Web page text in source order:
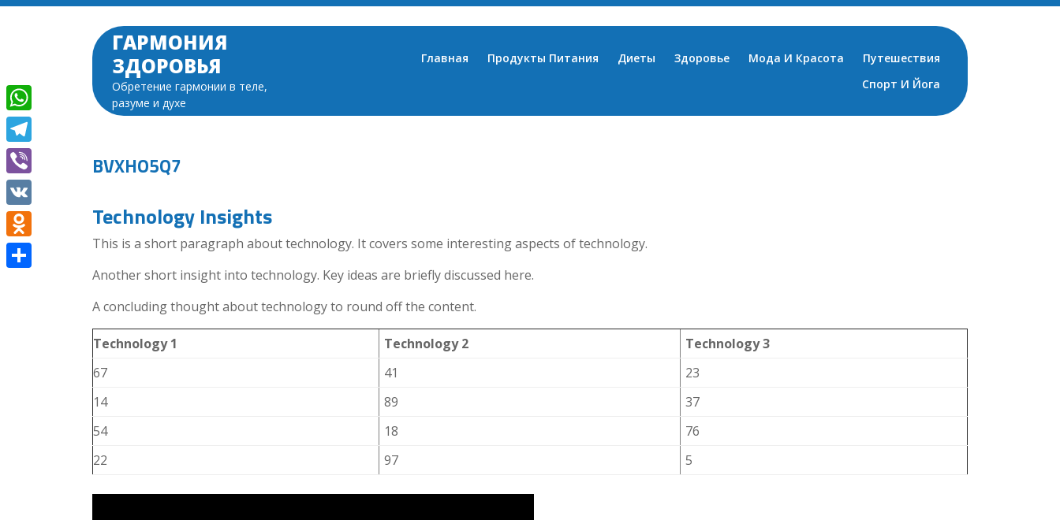
Перейти
ГАРМОНИЯ
ЗДОРОВЬЯ
Обретение гармонии в теле,
разуме и духе
Главная Продукты Питания Диеты Здоровье Мода И Красота
Путешествия
Спорт И Йога
BVXHO5Q7
Technology Insights
This is a short paragraph about technology. It covers some interesting aspects of technology.
Another short insight into technology. Key ideas are briefly discussed here.
A concluding thought about technology to round off the content.
Technology 1 Technology 2
Technology 3
67
41
23
14
89
37
54
18
76
22
97 5
WhatsApp
Telegram
Viber
VK
Odnoklassniki